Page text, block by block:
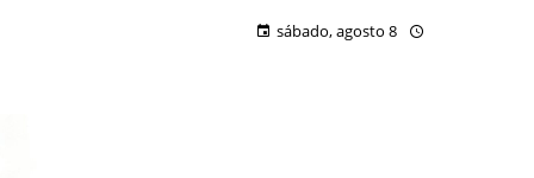
sábado, agosto 8